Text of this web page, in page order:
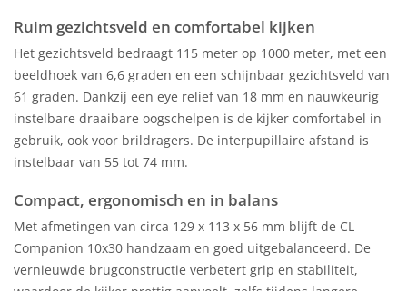
Ruim gezichtsveld en comfortabel kijken
Het gezichtsveld bedraagt 115 meter op 1000 meter, met een
beeldhoek van 6,6 graden en een schijnbaar gezichtsveld van
61 graden. Dankzij een eye relief van 18 mm en nauwkeurig
instelbare draaibare oogschelpen is de kijker comfortabel in
gebruik, ook voor brildragers. De interpupillaire afstand is
instelbaar van 55 tot 74 mm.
Compact, ergonomisch en in balans
Met afmetingen van circa 129 x 113 x 56 mm blijft de CL
Companion 10x30 handzaam en goed uitgebalanceerd. De
vernieuwde brugconstructie verbetert grip en stabiliteit,